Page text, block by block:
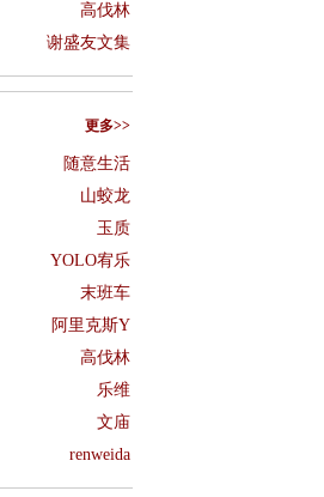
高伐林
谢盛友文集
更多>>
随意生活
山蛟龙
玉质
YOLO宥乐
末班车
阿里克斯Y
高伐林
乐维
文庙
renweida